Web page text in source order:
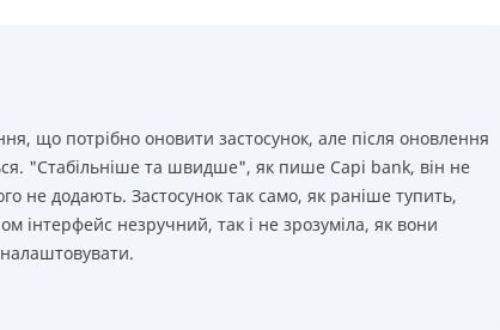
що потрібно оновити застосунок, але після оновлення
"Стабільніше та швидше", як пише Capi bank, він не
не додають. Застосунок так само, як раніше тупить,
інтерфейс незручний, так і не зрозуміла, як вони